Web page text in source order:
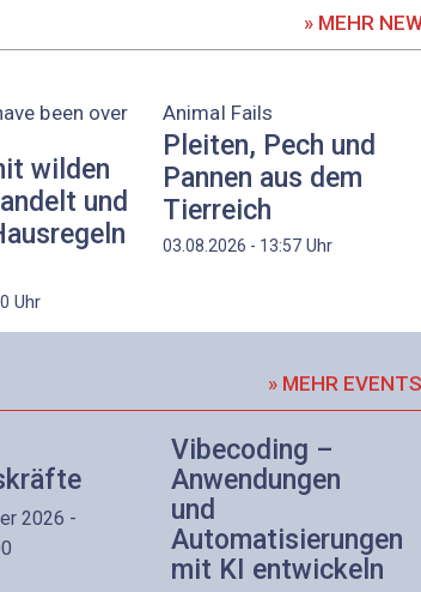
» MEHR
been over
wilden
und
Uhr
Animal Fails
Pleiten, Pech und
Pannen aus dem
Tierreich
03.08.2026 - 13:57 Uhr
» MEHR
2026 -
Vibecoding –
Anwendungen
und
Automatisierungen
mit KI entwickeln